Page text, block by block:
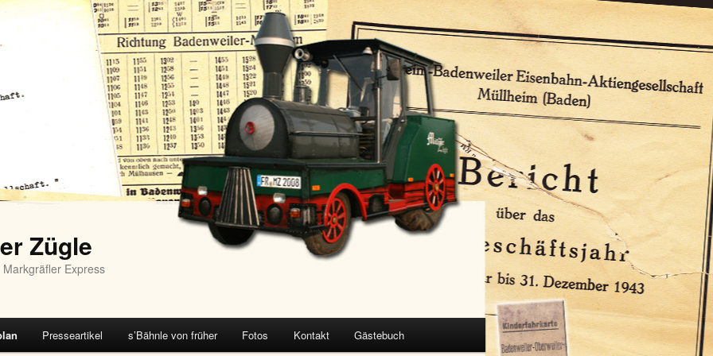
Zügle
Express
Presseartikel s’Bähnle von früher Fotos Kontakt Gästebuch